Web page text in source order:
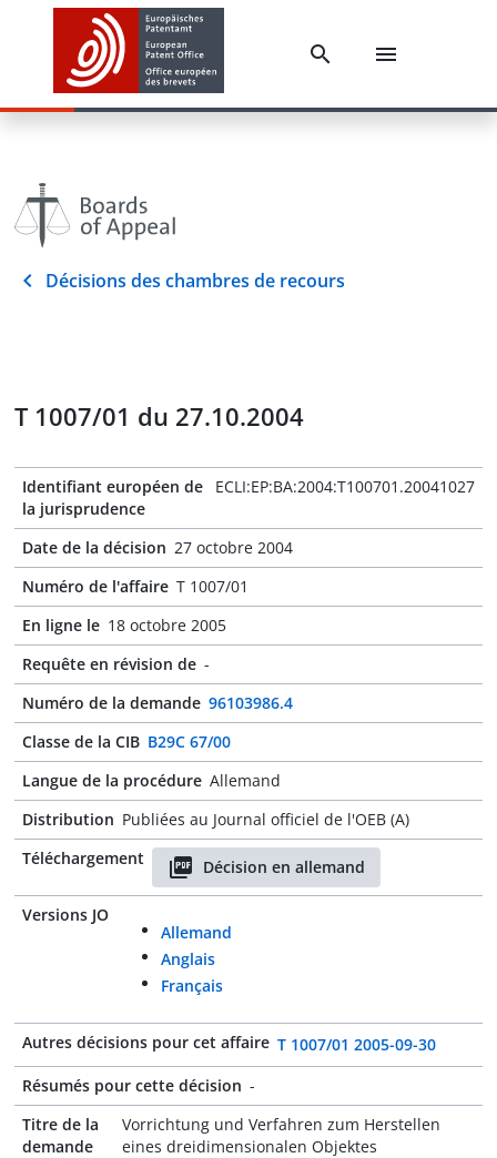
Décisions des chambres de recours
T 1007/01 du 27.10.2004
Identifiant européen de
la jurisprudence
ECLI:EP:BA:2004:T100701.20041027
Date de la décision 27 octobre 2004
Numéro de l'affaire T 1007/01
En ligne le 18 octobre 2005
Requête en révision de -
Numéro de la demande 96103986.4
Classe de la CIB B29C 67/00
Langue de la procédure Allemand
Distribution Publiées au Journal officiel de l'OEB (A)
Téléchargement
Décision en allemand
Versions JO
Allemand
Anglais
Français
Autres décisions pour cet affaire T 1007/01 2005-09-30
Résumés pour cette décision -
Titre de la
demande
Vorrichtung und Verfahren zum Herstellen
eines dreidimensionalen Objektes